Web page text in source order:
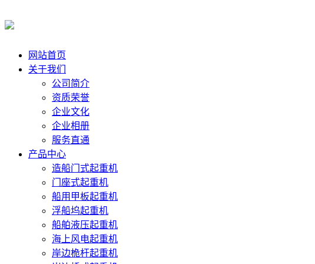
网站首页
关于我们
公司简介
资质荣誉
企业文化
企业相册
服务直通
产品中心
造船门式起重机
门座式起重机
船用甲板起重机
浮船坞起重机
船舶液压起重机
海上风电起重机
岸边桅杆起重机